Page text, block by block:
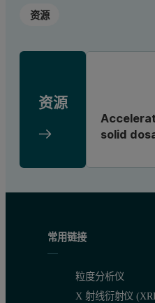
资源
资源
solid
常用链接
粒度分析仪
X 射线衍射仪